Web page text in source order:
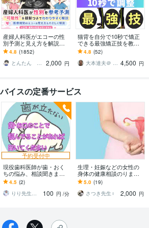
産婦人科医がエコーの性
別予測と見え方を解説し
ます 性別予測が可能か不
安な方はお見積もりから
無料で確認可
4.8 (1852)
とんたん 周産期専門医 超音波専門医
2,000 円
猫背を自分で10秒で矯正
できる最強矯正技を教え
ます 体の軸の第一人者
が、発見した10秒ででき
る猫背姿勢矯正法
4.8 (52)
大本達夫＠ 姿動軸 体の軸を作る第一人者 4,500 円
イスの定番サービス
予約受付中
現役歯科医師が歯・おく
ちの悩み、相談聞きます
歯科医師の私が気になる
ことに答えます！
4.5 (2)
りり先生＠歯科医師
100 円 /分
生理・妊娠などの女性の
身体の健康相談のります
研究者が専門知識をわか
りやすく伝えます
5.0 (19)
さつき先生♀
2,000 円